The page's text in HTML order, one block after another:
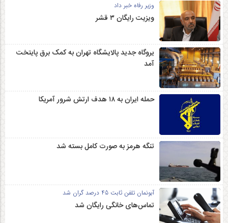
وزیر رفاه خبر داد
ویزیت رایگان ۳ قشر
یروگاه جدید پالایشگاه تهران به کمک برق پایتخت
آمد
حمله ایران به ۱۸ هدف ارتش شرور آمریکا
تنگه هرمز به صورت کامل بسته شد
آبونمان تلفن ثابت 45 درصد گران شد
تماس‌های خانگی رایگان شد